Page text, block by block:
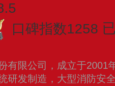
口碑指数1258
有限公司，成立于2001
研发制造，大型消防安